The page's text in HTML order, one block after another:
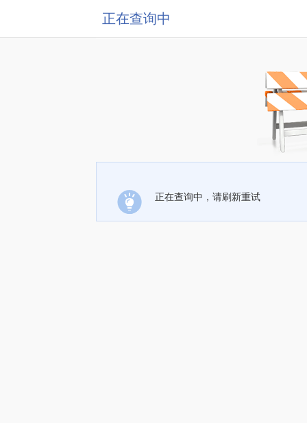
正在查询中
正在查询中，请刷新重试